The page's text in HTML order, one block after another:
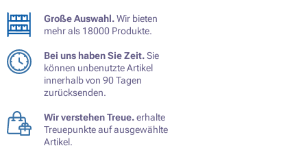
Große Auswahl.Wir bieten
mehr als 18000 Produkte.
Bei uns haben Sie Zeit.Sie
können unbenutzte Artikel
innerhalb von 90 Tagen
zurücksenden.
Wir verstehen Treue.erhalte
Treuepunkte auf ausgewählte
Artikel.